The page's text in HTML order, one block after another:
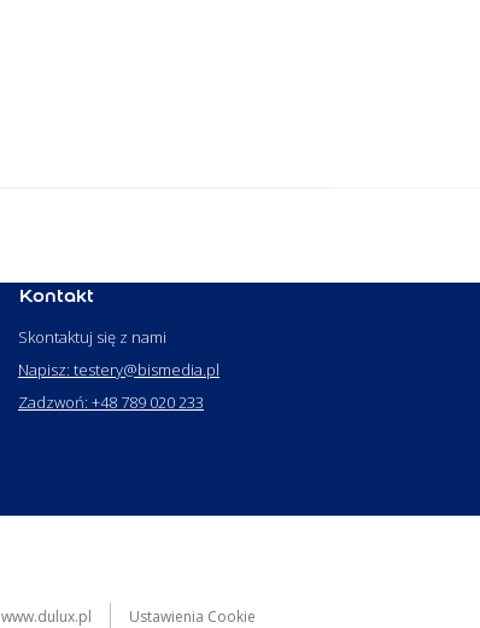
Kontakt
Skontaktuj się z nami
Napisz: testery@bismedia.pl
Zadzwoń: +48 789 020 233
www.dulux.pl Ustawienia Cookie